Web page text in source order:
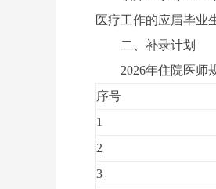
医疗工作的应届毕业
二、补录计划
2026年住院医师
序号
1
2
3